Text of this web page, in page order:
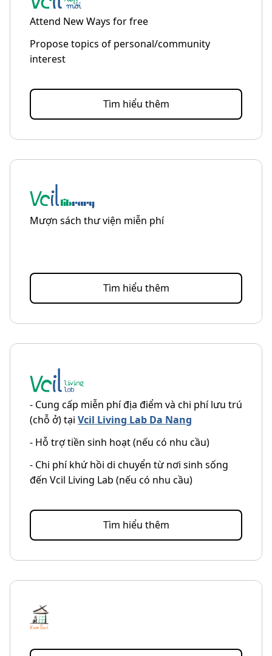
Attend New Ways for free
Propose topics of personal/community
interest
Tìm hiểu thêm
Mượn sách thư viện miễn phí
Tìm hiểu thêm
- Cung cấp miễn phí địa điểm và chi phí lưu trú
(chỗ ở) tại Vcil Living Lab Da Nang
- Hỗ trợ tiền sinh hoạt (nếu có nhu cầu)
- Chi phí khứ hồi di chuyển từ nơi sinh sống
đến Vcil Living Lab (nếu có nhu cầu)
Tìm hiểu thêm